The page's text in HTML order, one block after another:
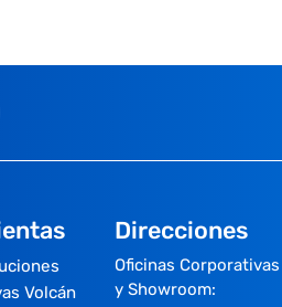
Volcán
Direcciones
Oficinas Corporativas
y Showroom: